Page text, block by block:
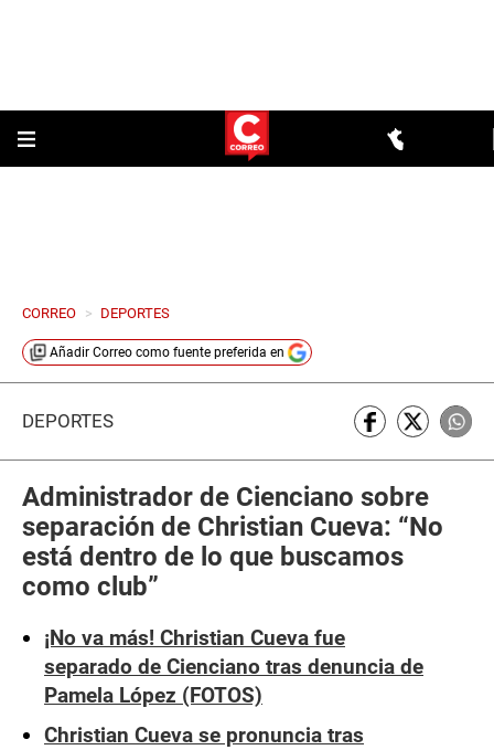
CORREO > DEPORTES
Añadir Correo como fuente preferida en
DEPORTES
Administrador de Cienciano sobre
separación de Christian Cueva: “No
está dentro de lo que buscamos
como club”
¡No va más! Christian Cueva fue
separado de Cienciano tras denuncia de
Pamela López (FOTOS)
Christian Cueva se pronuncia tras